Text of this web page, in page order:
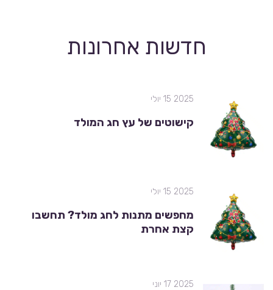
חדשות אחרונות
2025 15 יולי
קישוטים של עץ חג המולד
2025 15 יולי
מחפשים מתנות לחג מולד? תחשבו
קצת אחרת
2025 17 יוני